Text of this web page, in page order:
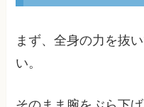
まず、全身の力を抜
い。